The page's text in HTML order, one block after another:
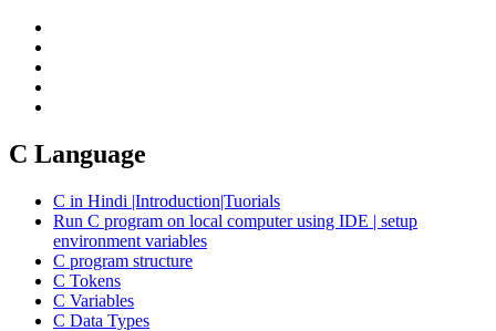
C Language
C in Hindi |Introduction|Tuorials
Run C program on local computer using IDE | setup
environment variables
C program structure
C Tokens
C Variables
C Data Types